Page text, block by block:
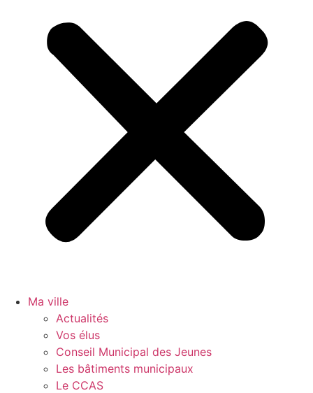
Ma ville
Actualités
Vos élus
Conseil Municipal des Jeunes
Les bâtiments municipaux
Le CCAS